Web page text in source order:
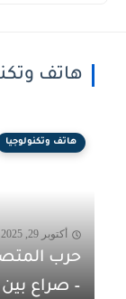
هاتف
هاتف وتكنولوجيا
أكتوبر 29, 2025
– صراع بين Comet وDia...